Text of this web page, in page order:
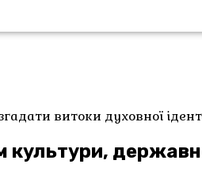
витоки духовної